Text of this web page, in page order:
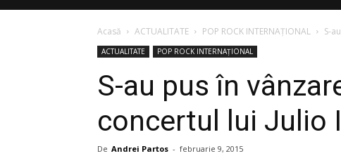
Acasă ACTUALITATE POP ROCK INTERNAȚIONAL S-
ACTUALITATE POP ROCK INTERNAȚIONAL
S-au pus în
concertul lui Julio
De Andrei Partos - februarie 9, 2015